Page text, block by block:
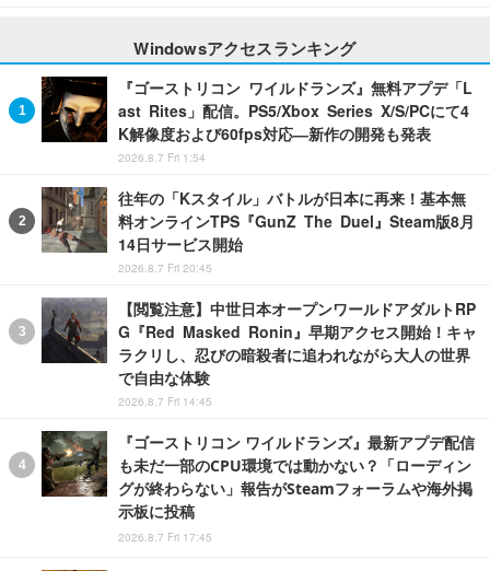
Windowsアクセスランキング
『ゴーストリコン ワイルドランズ』無料アプデ「L
ast Rites」配信。PS5/Xbox Series X/S/PCにて4
K解像度および60fps対応―新作の開発も発表
2026.8.7 Fri 1:54
往年の「Kスタイル」バトルが日本に再来！基本無
料オンラインTPS『GunZ The Duel』Steam版8月
14日サービス開始
2026.8.7 Fri 20:45
【閲覧注意】中世日本オープンワールドアダルトRP
G『Red Masked Ronin』早期アクセス開始！キャ
ラクリし、忍びの暗殺者に追われながら大人の世界
で自由な体験
2026.8.7 Fri 14:45
『ゴーストリコン ワイルドランズ』最新アプデ配信
も未だ一部のCPU環境では動かない？「ローディン
グが終わらない」報告がSteamフォーラムや海外掲
示板に投稿
2026.8.7 Fri 17:45